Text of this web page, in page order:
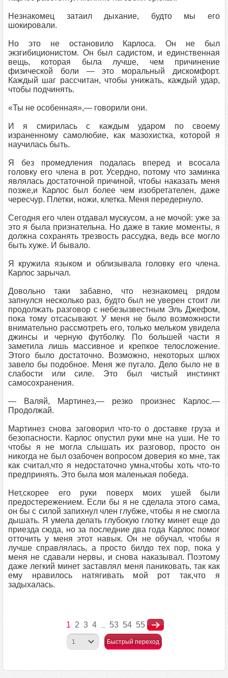
Незнакомец затаил дыхание, будто мы его
шокировали.
Но это не остановило Карлоса. Он не был
экзгибиционистом. Он был садистом, и единственная
вещь, которая была лучше, чем причинение
физической боли ― это моральный дискомфорт.
Каждый шаг рассчитан, чтобы унижать, каждый удар,
чтобы подчинять.
«Ты не особенная»,― говорили они.
И я смирилась с каждым ударом по своему
израненному самолюбие, как мазохистка, которой я
научилась быть.
Я без промедления подалась вперед и всосала
головку его члена в рот. Усердно, потому что заминка
являлась достаточной причиной, чтобы наказать меня
позже,и Карлос был более чем изобретателен, даже
чересчур. Плетки, ножи, клетка. Меня передернуло.
Сегодня его член отдавал мускусом, а не мочой: уже за
это я была признательна. Но даже в такие моменты, я
должна сохранять трезвость рассудка, ведь все могло
быть хуже. И бывало.
Я кружила языком и облизывала головку его члена.
Карлос зарычал.
Довольно таки забавно, что незнакомец рядом
запнулся несколько раз, будто был не уверен стоит ли
продолжать разговор с небезызвестным Эль Джефом,
пока тому отсасывают. У меня не было возможности
внимательно рассмотреть его, только мельком увидела
джинсы и черную футболку. По большей части я
заметила лишь массивное и крепкое телосложение.
Этого было достаточно. Возможно, некоторых шлюх
завело бы подобное. Меня же пугало. Дело было не в
слабости или силе. Это был чистый инстинкт
самосохранения.
― Валяй, Мартинез,― резко произнес Карлос.―
Продолжай.
Мартинез снова заговорил что-то о доставке груза и
безопасности. Карлос опустил руки мне на уши. Не то
чтобы я не могла слышать их разговор, просто он
никогда не был озабочен вопросом доверия ко мне, так
как считал,что я недостаточно умна,чтобы хоть что-то
предпринять. Это была моя маленькая победа.
Нет,скорее его руки поверх моих ушей были
предостережением. Если бы я не сделала этого сама,
он бы с силой запихнул член глубже, чтобы я не смогла
дышать. Я умела делать глубокую глотку минет еще до
приезда сюда, но за последние два года Карлос помог
отточить у меня этот навык. Он не обучал, чтобы я
лучше справлялась, а просто билдо тех пор, пока у
меня не сдавали нервы, и снова наказывал. Поэтому
даже легкий минет заставлял меня паниковать, так как
ему нравилось натягивать мой рот так,что я
задыхалась.
1 2 3 4 ... 53 54 55
Быстрый переход